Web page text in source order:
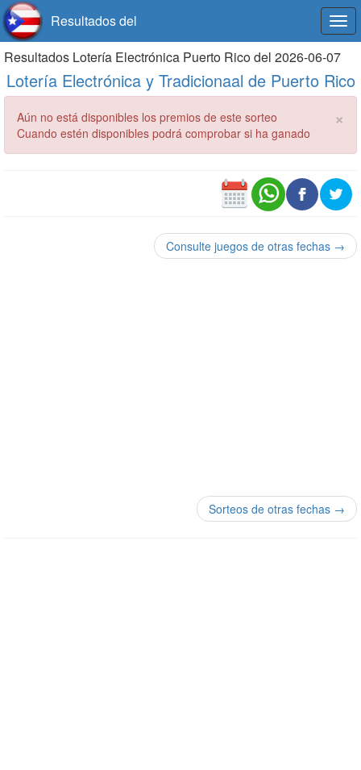
Resultados del
Resultados Lotería Electrónica Puerto Rico del 2026-06-07
Lotería Electrónica y Tradicionaal de Puerto Rico
×
Aún no está disponibles los premios de este sorteo
Cuando estén disponibles podrá comprobar si ha ganado
Consulte juegos de otras fechas →
Sorteos de otras fechas →